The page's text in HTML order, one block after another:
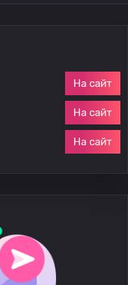
На сайт
На сайт
На сайт